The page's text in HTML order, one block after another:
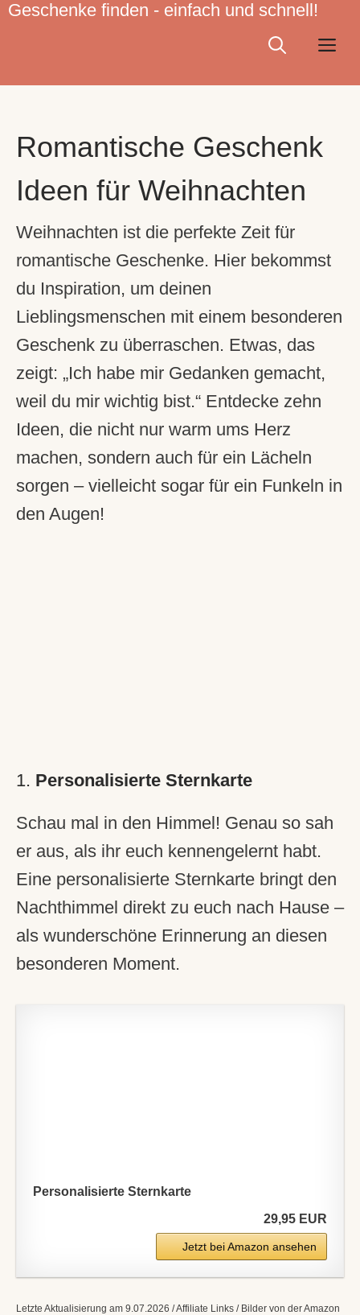
Zum
Geschenke finden - einfach und schnell!
Romantische Geschenk
Ideen für Weihnachten
Weihnachten ist die perfekte Zeit für
romantische Geschenke. Hier bekommst
du Inspiration, um deinen
Lieblingsmenschen mit einem besonderen
Geschenk zu überraschen. Etwas, das
zeigt: „Ich habe mir Gedanken gemacht,
weil du mir wichtig bist.“ Entdecke zehn
Ideen, die nicht nur warm ums Herz
machen, sondern auch für ein Lächeln
sorgen – vielleicht sogar für ein Funkeln in
den Augen!
1. Personalisierte Sternkarte
Schau mal in den Himmel! Genau so sah
er aus, als ihr euch kennengelernt habt.
Eine personalisierte Sternkarte bringt den
Nachthimmel direkt zu euch nach Hause –
als wunderschöne Erinnerung an diesen
besonderen Moment.
Personalisierte Sternkarte
29,95 EUR
Jetzt bei Amazon ansehen
Letzte Aktualisierung am 9.07.2026 / Affiliate Links / Bilder von der Amazon